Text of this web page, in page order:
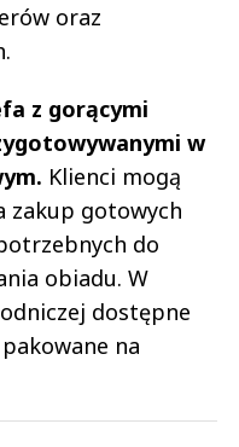
oraz
z gorącymi
w
Klienci mogą
zakup gotowych
do
obiadu. W
dostępne
na